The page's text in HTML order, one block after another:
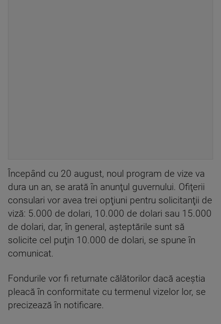
Începând cu 20 august, noul program de vize va
dura un an, se arată în anunţul guvernului. Ofiţerii
consulari vor avea trei opţiuni pentru solicitanţii de
viză: 5.000 de dolari, 10.000 de dolari sau 15.000
de dolari, dar, în general, aşteptările sunt să
solicite cel puţin 10.000 de dolari, se spune în
comunicat.
Fondurile vor fi returnate călătorilor dacă aceştia
pleacă în conformitate cu termenul vizelor lor, se
precizează în notificare.